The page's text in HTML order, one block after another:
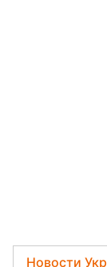
Новости